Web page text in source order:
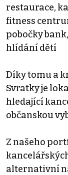
restaurace,
fitness
pobočky
hlídání dětí
Díky tomu a
Svratky je
hledající
občanskou
Z našeho
alternativní